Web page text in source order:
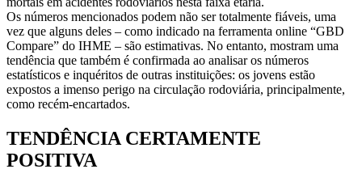
Os números mencionados podem não ser totalmente fiáveis, uma
vez que alguns deles – como indicado na ferramenta online “GBD
Compare” do IHME – são estimativas. No entanto, mostram uma
tendência que também é confirmada ao analisar os números
estatísticos e inquéritos de outras instituições: os jovens estão
expostos a imenso perigo na circulação rodoviária, principalmente,
como recém-encartados.
TENDÊNCIA CERTAMENTE
POSITIVA